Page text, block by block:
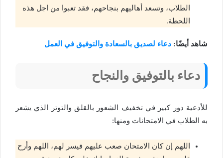
الطلاب، وتسعد أهاليهم بنجاحهم، فقد تعبوا من اجل هذه
اللحظة.
شاهد أيضًا: دعاء لصديق بالسعادة والتوفيق في العمل
دعاء بالتوفيق والنجاح
للأدعية دور كبير في تخفيف الشعور بالقلق والتوتر الذي يشعر
به الطلاب في الامتحانات ومنها:
اللهم إن كان الامتحان صعب عليهم فيسر لهم، اللهم وأرح